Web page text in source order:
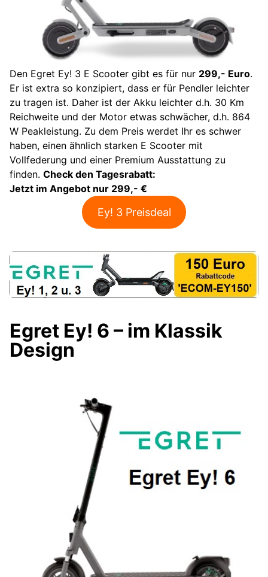
Den Egret Ey! 3 E Scooter gibt es für nur 299,- Euro.
Er ist extra so konzipiert, dass er für Pendler leichter
zu tragen ist. Daher ist der Akku leichter d.h. 30 Km
Reichweite und der Motor etwas schwächer, d.h. 864
W Peakleistung. Zu dem Preis werdet Ihr es schwer
haben, einen ähnlich starken E Scooter mit
Vollfederung und einer Premium Ausstattung zu
finden. Check den Tagesrabatt:
Jetzt im Angebot nur 299,- €
Ey! 3 Preisdeal
Egret Ey! 6 – im Klassik
Design